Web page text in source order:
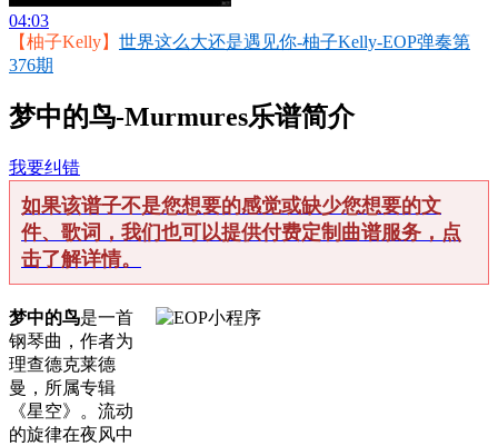
04:03
【柚子Kelly】 世界这么大还是遇见你-柚子Kelly-EOP弹奏第
376期
梦中的鸟-Murmures乐谱简介
我要纠错
如果该谱子不是您想要的感觉或缺少您想要的文
件、歌词，我们也可以提供付费定制曲谱服务，点
击了解详情。
梦中的鸟是一首
钢琴曲，作者为
理查德克莱德
曼，所属专辑
《星空》。流动
的旋律在夜风中